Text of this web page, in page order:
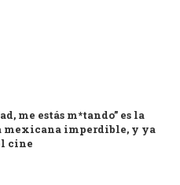
me estás m*tando” es la
mexicana imperdible, y ya
cine